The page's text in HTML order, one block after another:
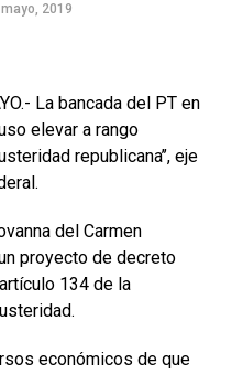
2019
La bancada del PT en
elevar a rango
republicana’’, eje
del Carmen
proyecto de decreto
134 de la
económicos de que